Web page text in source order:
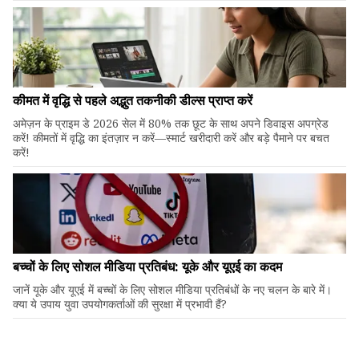
कीमत में वृद्धि से पहले अद्भुत तकनीकी डील्स प्राप्त करें
अमेज़न के प्राइम डे 2026 सेल में 80% तक छूट के साथ अपने डिवाइस अपग्रेड
करें! कीमतों में वृद्धि का इंतज़ार न करें—स्मार्ट खरीदारी करें और बड़े पैमाने पर बचत
करें!
बच्चों के लिए सोशल मीडिया प्रतिबंध: यूके और यूएई का कदम
जानें यूके और यूएई में बच्चों के लिए सोशल मीडिया प्रतिबंधों के नए चलन के बारे में।
क्या ये उपाय युवा उपयोगकर्ताओं की सुरक्षा में प्रभावी हैं?